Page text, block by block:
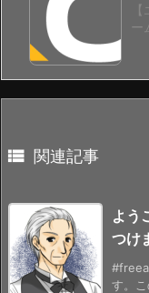
ー
 関連記事
よう
つけ
す。